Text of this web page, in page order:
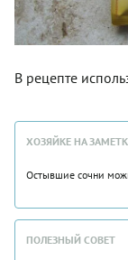
В рецепте
ХОЗЯЙКЕ НА
Остывшие сочни
ПОЛЕЗНЫЙ СОВЕТ